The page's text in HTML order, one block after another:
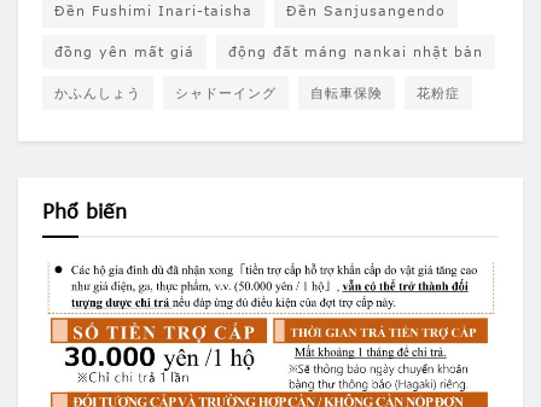
Đền Fushimi Inari-taisha Đền Sanjusangendo
đồng yên mất giá động đất máng nankai nhật bản
かふんしょう シャドーイング 自転車保険 花粉症
Phổ biến